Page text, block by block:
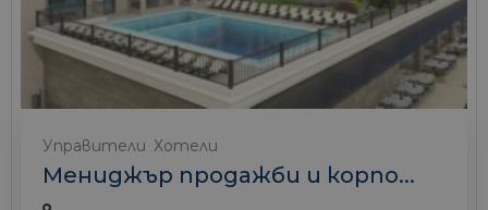
Управители Хотели
Мениджър продажби и корпо...